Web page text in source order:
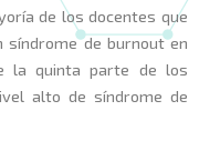
de los docentes que
síndrome de burnout en
la quinta parte de los
alto de síndrome de